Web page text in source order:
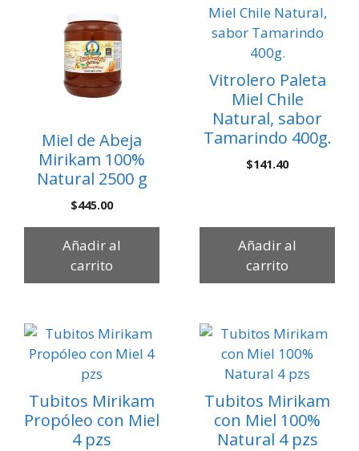
Miel de Abeja
Mirikam 100%
Natural 2500 g
$445.00
Añadir al
carrito
Vitrolero Paleta
Miel Chile
Natural, sabor
Tamarindo 400g.
$141.40
Añadir al
carrito
Tubitos Mirikam
Propóleo con Miel
4 pzs
Tubitos Mirikam
con Miel 100%
Natural 4 pzs